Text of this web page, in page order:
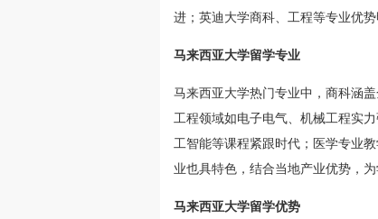
进；英迪大学商科、工程等专业优势
马来西亚大学留学专业
马来西亚大学热门专业中，商科涵
工程领域如电子电气、机械工程实
工智能等课程紧跟时代；医学专业
业也具特色，结合当地产业优势，
马来西亚大学留学优势